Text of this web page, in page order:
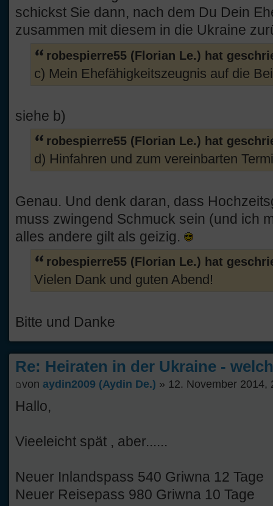
schickst Sie dann, nach dem Du Dein
zusammen mit diesem in die Ukraine
robespierre55 (Florian Le.) hat
c) Mein Ehefähigkeitszeugnis auf die
siehe b)
robespierre55 (Florian Le.) hat
d) Hinfahren und zum vereinbarten
Genau. Und denk daran, dass
muss zwingend Schmuck sein (und ich
alles andere gilt als geizig.
robespierre55 (Florian Le.) hat
Vielen Dank und guten Abend!
Bitte und Danke
Re: Heiraten in der Ukraine -
von aydin2009 (Aydin De.) » 12. November 2014,
Hallo,
Vieeleicht spät , aber......
Neuer Inlandspass 540 Griwna 12 Tage
Neuer Reisepass 980 Griwna 10 Tage